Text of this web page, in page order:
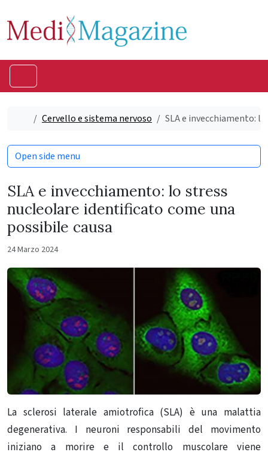
Home
Cervello e sistema nervoso SLA e invecchiamento:
SLA e invecchiamento: lo stress
nucleolare identificato come una
possibile causa
24 Marzo 2024
La sclerosi laterale amiotrofica (SLA) è una malattia
degenerativa. I neuroni responsabili del movimento
iniziano a morire e il controllo muscolare viene
Open side menu